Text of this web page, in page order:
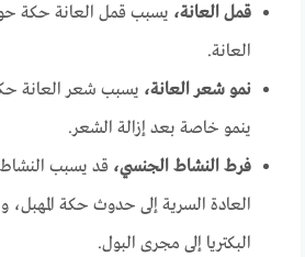
قمل العانة، يسبب قمل العانة حكة
العانة.
نمو شعر العانة، يسبب شعر العانة
ينمو خاصة بعد إزالة الشعر.
فرط النشاط الجنسي، قد يسبب النشاط
العادة السرية إلى حدوث حكة
البكتريا إلى مجرى البول.